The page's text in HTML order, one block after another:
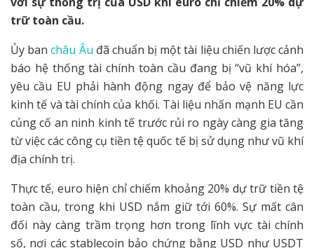
trữ toàn cầu.
Ủy banchâu Âu đã chuẩn bị một tài liệu chiến lược cảnh
báo hệ thống tài chính toàn cầu đang bị “vũ khí hóa”,
yêu cầu EU phải hành động ngay để bảo vệ năng lực
kinh tế và tài chính của khối. Tài liệu nhấn mạnh EU cần
củng cố an ninh kinh tế trước rủi ro ngày càng gia tăng
từ việc các công cụ tiền tệ quốc tế bị sử dụng như vũ khí
địa chính trị.
Thực tế, euro hiện chỉ chiếm khoảng 20% dự trữ tiền tệ
toàn cầu, trong khi USD nắm giữ tới 60%. Sự mất cân
đối này càng trầm trọng hơn trong lĩnh vực tài chính
số, nơi các stablecoin bảo chứng bằng USD như USDT